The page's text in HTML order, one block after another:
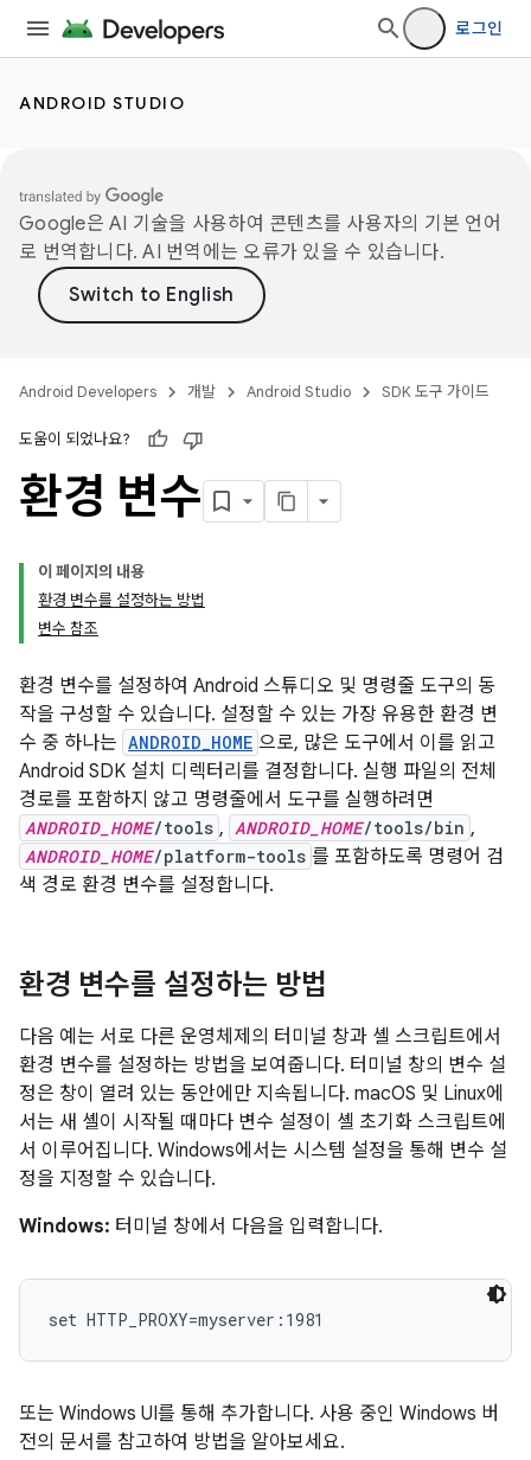
로그인
ANDROID STUDIO
Google은 AI 기술을 사용하여 콘텐츠를 사용자의 기본 언어
로 번역합니다. AI 번역에는 오류가 있을 수 있습니다.
Android Developers 개발 Android Studio SDK 도구 가이드
도움이 되었나요?
환경 변수
이 페이지의 내용
환경 변수를 설정하는 방법
변수 참조
환경 변수를 설정하여 Android 스튜디오 및 명령줄 도구의 동
작을 구성할 수 있습니다. 설정할 수 있는 가장 유용한 환경 변
수 중 하나는 ANDROID_HOME 으로, 많은 도구에서 이를 읽고
Android SDK 설치 디렉터리를 결정합니다. 실행 파일의 전체
경로를 포함하지 않고 명령줄에서 도구를 실행하려면
ANDROID_HOME/tools , ANDROID_HOME/tools/bin ,
ANDROID_HOME/platform-tools 를 포함하도록 명령어 검
색 경로 환경 변수를 설정합니다.
환경 변수를 설정하는 방법
다음 예는 서로 다른 운영체제의 터미널 창과 셸 스크립트에서
환경 변수를 설정하는 방법을 보여줍니다. 터미널 창의 변수 설
정은 창이 열려 있는 동안에만 지속됩니다. macOS 및 Linux에
서는 새 셸이 시작될 때마다 변수 설정이 셸 초기화 스크립트에
서 이루어집니다. Windows에서는 시스템 설정을 통해 변수 설
정을 지정할 수 있습니다.
Windows: 터미널 창에서 다음을 입력합니다.
set HTTP_PROXY=myserver:1981
또는 Windows UI를 통해 추가합니다. 사용 중인 Windows 버
전의 문서를 참고하여 방법을 알아보세요.